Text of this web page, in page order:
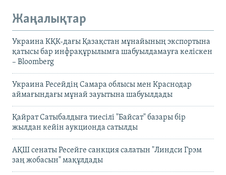
Жаңалықтар
Украина КҚК-дағы Қазақстан мұнайының экспортына
қатысы бар инфрақұрылымға шабуылдамауға келіскен
– Bloomberg
Украина Ресейдің Самара облысы мен Краснодар
аймағындағы мұнай зауытына шабуылдады
Қайрат Сатыбалдыға тиесілі "Байсат" базары бір
жылдан кейін аукционда сатылды
АҚШ сенаты Ресейге санкция салатын "Линдси Грэм
заң жобасын" мақұлдады